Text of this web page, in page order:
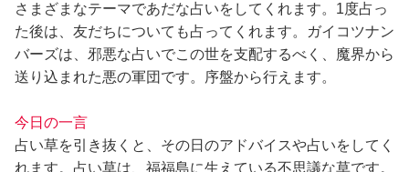
さまざまなテーマであだな占いをしてくれます。1度占っ
た後は、友だちについても占ってくれます。ガイコツナン
バーズは、邪悪な占いでこの世を支配するべく、魔界から
送り込まれた悪の軍団です。序盤から行えます。
今日の一言
占い草を引き抜くと、その日のアドバイスや占いをしてく
れます。占い草は、福福島に生えている不思議な草です。